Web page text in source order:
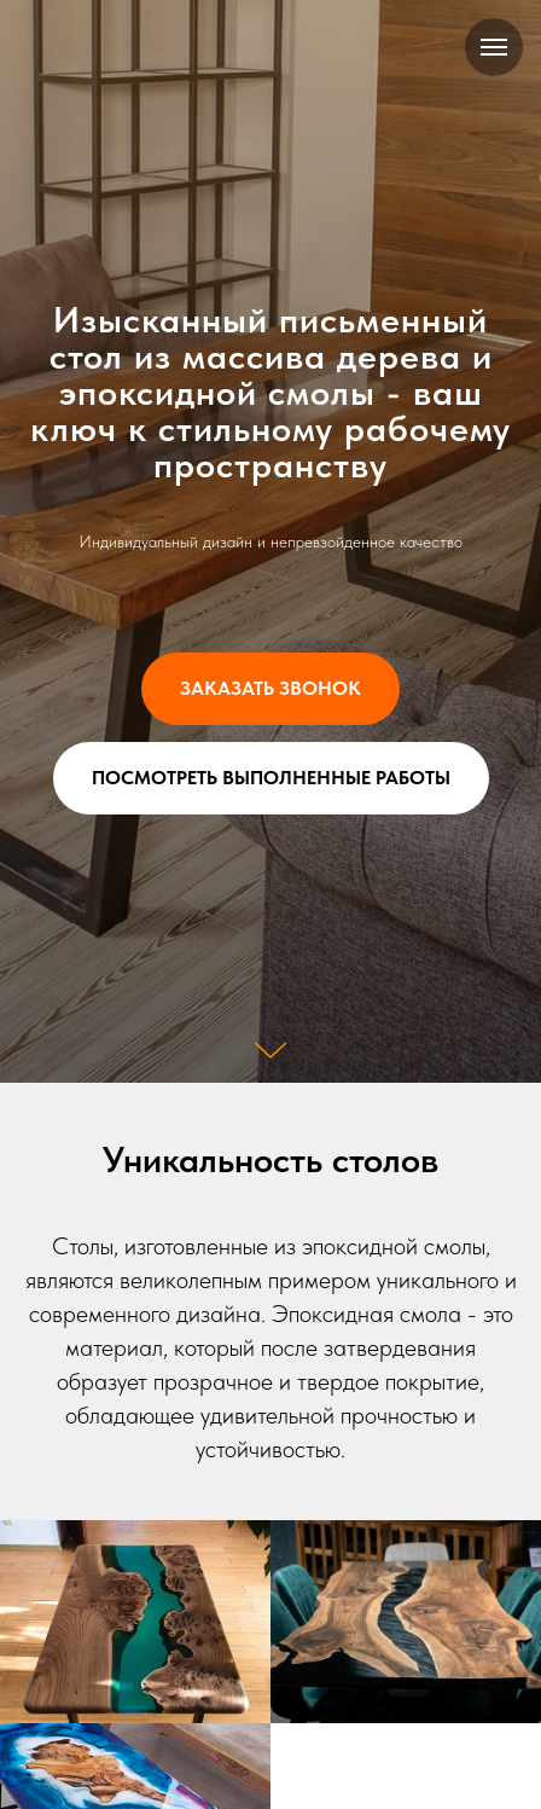
Изысканный письменный
стол из массива дерева и
эпоксидной смолы - ваш
ключ к стильному рабочему
пространству
Индивидуальный дизайн и непревзойденное качество
ЗАКАЗАТЬ ЗВОНОК
ПОСМОТРЕТЬ ВЫПОЛНЕННЫЕ РАБОТЫ
Уникальность столов
Столы, изготовленные из эпоксидной смолы,
являются великолепным примером уникального и
современного дизайна. Эпоксидная смола - это
материал, который после затвердевания
образует прозрачное и твердое покрытие,
обладающее удивительной прочностью и
устойчивостью.